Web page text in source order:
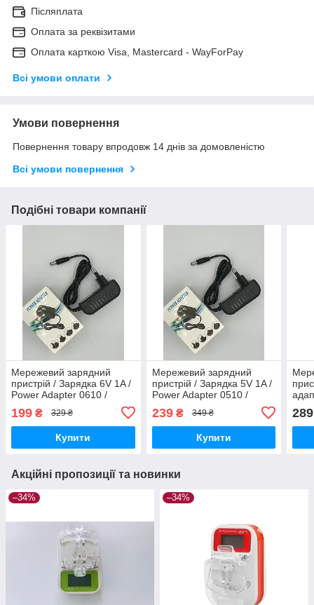
Післяплата
Оплата за реквізитами
Оплата карткою Visa, Mastercard - WayForPay
Всі умови оплати
Умови повернення
Повернення товару впродовж 14 днів за домовленістю
Всі умови повернення
Подібні товари компанії
Мережевий зарядний
пристрій / Зарядка 6V 1A /
Power Adapter 0610 /
199 ₴ 329 ₴
Купити
Мережевий зарядний
пристрій / Зарядка 5V 1A /
Power Adapter 0510 /
239₴ 349 ₴
Купити
289
Акційні пропозиції та новинки
–34% –34%